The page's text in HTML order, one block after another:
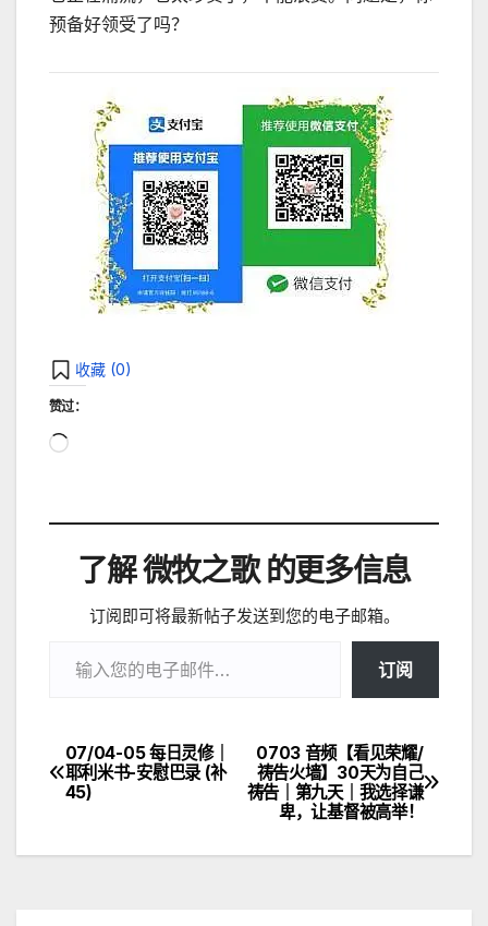
预备好领受了吗？
收藏 (0)
赞过：
正
载…
了解 微牧之歌 的更多信息
订阅即可将最新帖子发送到您的电子邮箱。
订阅
文
章
导
0703 音频【看见荣耀/
祷告火墙】30天为自己
祷告｜第九天｜我选择谦
卑，让基督被高举！
07/04-05 每日灵修｜
耶利米书-安慰巴录 (补
45)